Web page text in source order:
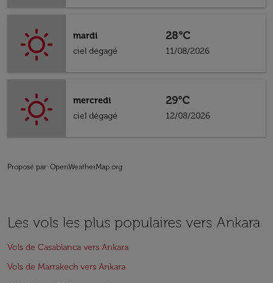
mardi
ciel dégagé
28°C
11/08/2026
mercredi
ciel dégagé
29°C
12/08/2026
Proposé par: OpenWeatherMap.org
Les vols les plus populaires vers Ankara
Vols de Casablanca vers Ankara
Vols de Marrakech vers Ankara